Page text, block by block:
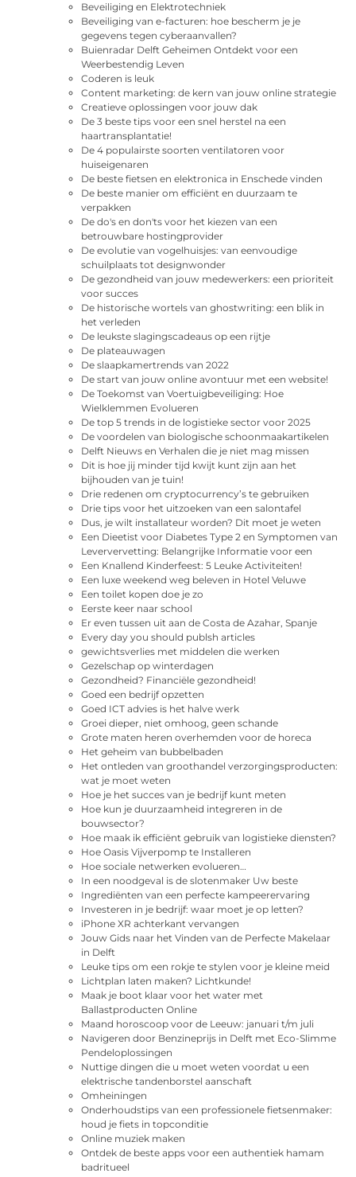
Beveiliging en Elektrotechniek
Beveiliging van e-facturen: hoe bescherm je je
gegevens tegen cyberaanvallen?
Buienradar Delft Geheimen Ontdekt voor een
Weerbestendig Leven
Coderen is leuk
Content marketing: de kern van jouw online strategie
Creatieve oplossingen voor jouw dak
De 3 beste tips voor een snel herstel na een
haartransplantatie!
De 4 populairste soorten ventilatoren voor
huiseigenaren
De beste fietsen en elektronica in Enschede vinden
De beste manier om efficiënt en duurzaam te
verpakken
De do's en don'ts voor het kiezen van een
betrouwbare hostingprovider
De evolutie van vogelhuisjes: van eenvoudige
schuilplaats tot designwonder
De gezondheid van jouw medewerkers: een prioriteit
voor succes
De historische wortels van ghostwriting: een blik in
het verleden
De leukste slagingscadeaus op een rijtje
De plateauwagen
De slaapkamertrends van 2022
De start van jouw online avontuur met een website!
De Toekomst van Voertuigbeveiliging: Hoe
Wielklemmen Evolueren
De top 5 trends in de logistieke sector voor 2025
De voordelen van biologische schoonmaakartikelen
Delft Nieuws en Verhalen die je niet mag missen
Dit is hoe jij minder tijd kwijt kunt zijn aan het
bijhouden van je tuin!
Drie redenen om cryptocurrency’s te gebruiken
Drie tips voor het uitzoeken van een salontafel
Dus, je wilt installateur worden? Dit moet je weten
Een Dieetist voor Diabetes Type 2 en Symptomen van
Leververvetting: Belangrijke Informatie voor een
Een Knallend Kinderfeest: 5 Leuke Activiteiten!
Een luxe weekend weg beleven in Hotel Veluwe
Een toilet kopen doe je zo
Eerste keer naar school
Er even tussen uit aan de Costa de Azahar, Spanje
Every day you should publsh articles
gewichtsverlies met middelen die werken
Gezelschap op winterdagen
Gezondheid? Financiële gezondheid!
Goed een bedrijf opzetten
Goed ICT advies is het halve werk
Groei dieper, niet omhoog, geen schande
Grote maten heren overhemden voor de horeca
Het geheim van bubbelbaden
Het ontleden van groothandel verzorgingsproducten:
wat je moet weten
Hoe je het succes van je bedrijf kunt meten
Hoe kun je duurzaamheid integreren in de
bouwsector?
Hoe maak ik efficiënt gebruik van logistieke diensten?
Hoe Oasis Vijverpomp te Installeren
Hoe sociale netwerken evolueren…
In een noodgeval is de slotenmaker Uw beste
Ingrediënten van een perfecte kampeerervaring
Investeren in je bedrijf: waar moet je op letten?
iPhone XR achterkant vervangen
Jouw Gids naar het Vinden van de Perfecte Makelaar
in Delft
Leuke tips om een rokje te stylen voor je kleine meid
Lichtplan laten maken? Lichtkunde!
Maak je boot klaar voor het water met
Ballastproducten Online
Maand horoscoop voor de Leeuw: januari t/m juli
Navigeren door Benzineprijs in Delft met Eco-Slimme
Pendeloplossingen
Nuttige dingen die u moet weten voordat u een
elektrische tandenborstel aanschaft
Omheiningen
Onderhoudstips van een professionele fietsenmaker:
houd je fiets in topconditie
Online muziek maken
Ontdek de beste apps voor een authentiek hamam
badritueel